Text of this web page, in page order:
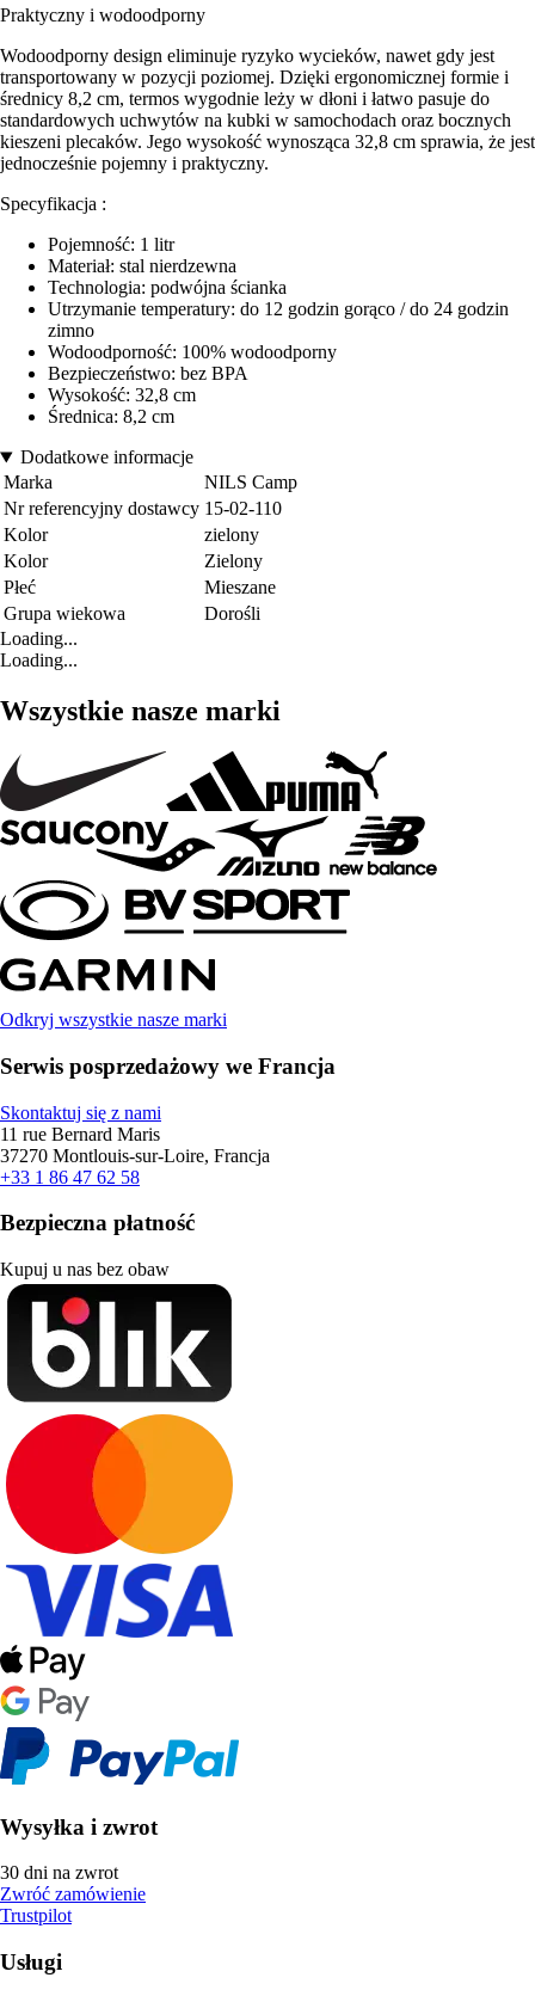
Praktyczny i wodoodporny
Wodoodporny design eliminuje ryzyko wycieków, nawet gdy jest
transportowany w pozycji poziomej. Dzięki ergonomicznej formie i
średnicy 8,2 cm, termos wygodnie leży w dłoni i łatwo pasuje do
standardowych uchwytów na kubki w samochodach oraz bocznych
kieszeni plecaków. Jego wysokość wynosząca 32,8 cm sprawia, że jest
jednocześnie pojemny i praktyczny.
Specyfikacja :
Pojemność: 1 litr
Materiał: stal nierdzewna
Technologia: podwójna ścianka
Utrzymanie temperatury: do 12 godzin gorąco / do 24 godzin
zimno
Wodoodporność: 100% wodoodporny
Bezpieczeństwo: bez BPA
Wysokość: 32,8 cm
Średnica: 8,2 cm
Dodatkowe informacje
Marka
NILS Camp
Nr referencyjny dostawcy 15-02-110
Kolor
zielony
Kolor
Zielony
Płeć
Mieszane
Grupa wiekowa
Dorośli
Loading...
Loading...
Wszystkie nasze marki
Odkryj wszystkie nasze marki
Serwis posprzedażowy we Francja
Skontaktuj się z nami
11 rue Bernard Maris
37270 Montlouis-sur-Loire, Francja
+33 1 86 47 62 58
Bezpieczna płatność
Kupuj u nas bez obaw
Wysyłka i zwrot
30 dni na zwrot
Zwróć zamówienie
Trustpilot
Usługi